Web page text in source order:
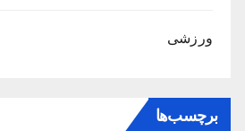
ورزشی
برچسب‌ها